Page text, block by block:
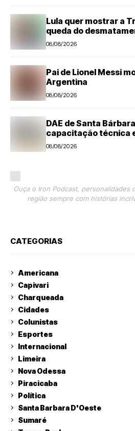
Lula quer mostrar a
queda do
08/08/2026
Pai de Lionel Messi
Argentina
08/08/2026
DAE de Santa
capacitação técnica
anual de mais de R$
energética
08/08/2026
Ouça o Iron Podcast, personalidades
região sempre com histórias
CATEGORIAS
Americana
Capivari
Charqueada
Cidades
Colunistas
Esportes
Internacional
Limeira
Nova Odessa
Piracicaba
Política
Santa Barbara D'Oeste
Sumaré